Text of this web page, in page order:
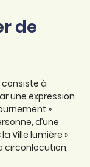
de
consiste à
une expression
»
d’une
Ville lumière »
circonlocution,